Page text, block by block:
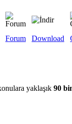
Forum Download
yaklaşık 90